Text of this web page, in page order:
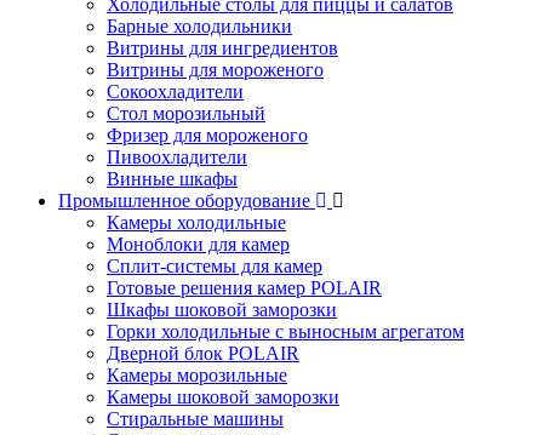
Холодильные столы для пиццы и салатов
Барные холодильники
Витрины для ингредиентов
Витрины для мороженого
Сокоохладители
Стол морозильный
Фризер для мороженого
Пивоохладители
Винные шкафы
Промышленное оборудование
Камеры холодильные
Моноблоки для камер
Сплит-системы для камер
Готовые решения камер POLAIR
Шкафы шоковой заморозки
Горки холодильные с выносным агрегатом
Дверной блок POLAIR
Камеры морозильные
Камеры шоковой заморозки
Стиральные машины